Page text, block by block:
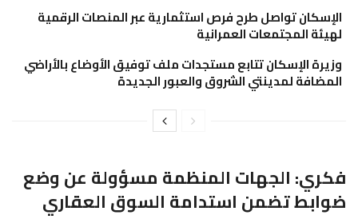
الإسكان تواصل طرح فرص استثمارية عبر المنصات الرقمية
لهيئة المجتمعات العمرانية
وزيرة الإسكان تتابع مستجدات ملف توفيق الأوضاع بالأراضي
المضافة لمدينتي الشروق والعبور الجديدة
فكري: الجهات المنظمة مسؤولة عن وضع
ضوابط تضمن استدامة السوق العقاري